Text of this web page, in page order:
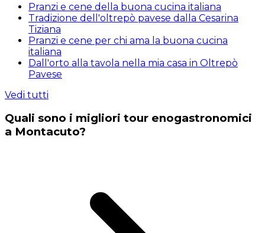
Pranzi e cene della buona cucina italiana
Tradizione dell'oltrepò pavese dalla Cesarina
Tiziana
Pranzi e cene per chi ama la buona cucina
italiana
Dall'orto alla tavola nella mia casa in Oltrepò
Pavese
Vedi tutti
Quali sono i migliori tour enogastronomici
a Montacuto?